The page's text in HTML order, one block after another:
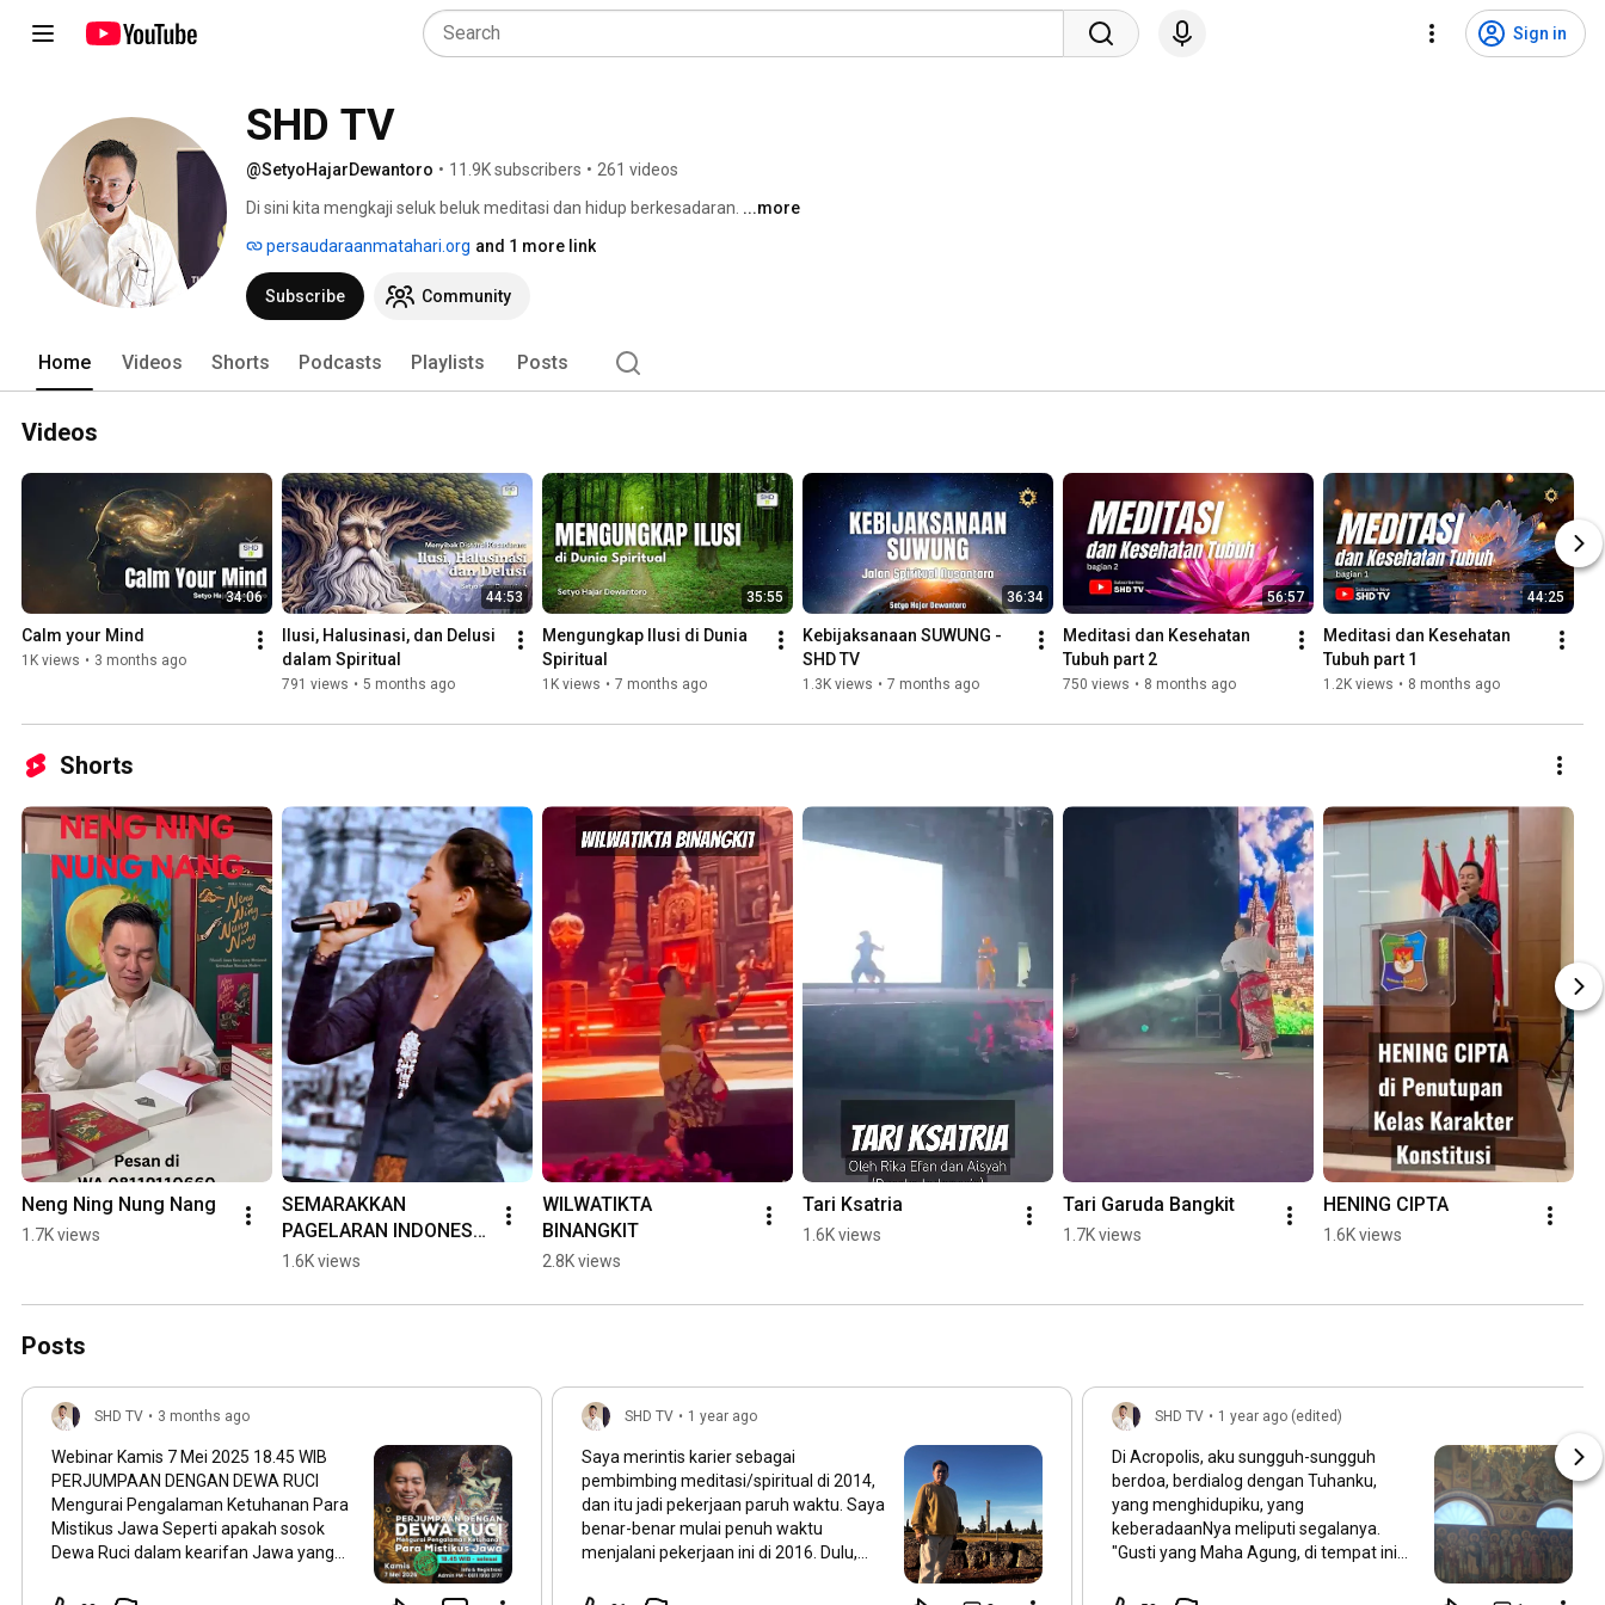
Sign in
SHD TV
@SetyoHajarDewantoro • 11.9K subscribers • 261 videos
Di sini kita mengkaji seluk beluk meditasi dan hidup berkesadaran. ...more
persaudaraanmatahari.org and 1 more link
Subscribe Community
Home Videos Shorts Podcasts Playlists Posts
Videos
34:06
Calm your Mind
1K views • 3 months ago
44:53
Ilusi, Halusinasi, dan Delusi
dalam Spiritual
791 views • 5 months ago
35:55
Mengungkap Ilusi di Dunia
Spiritual
1K views • 7 months ago
36:34
Kebijaksanaan SUWUNG -
SHD TV
1.3K views • 7 months ago
56:57
Meditasi dan Kesehatan
Tubuh part 2
750 views • 8 months ago
44:25
Meditasi dan Kesehatan
Tubuh part 1
1.2K views • 8 months ago
Shorts
Neng Ning Nung Nang
1.7K views
SEMARAKKAN
PAGELARAN INDONESIA
BAHAGIA
1.6K views
WILWATIKTA
BINANGKIT
2.8K views
Tari Ksatria
1.6K views
Tari Garuda Bangkit
1.7K views
HENING CIPTA
1.6K views
Posts
SHD TV • 3 months ago
Webinar Kamis 7 Mei 2025 18.45 WIB
PERJUMPAAN DENGAN DEWA RUCI
Mengurai Pengalaman Ketuhanan Para
Mistikus Jawa Seperti apakah sosok
Dewa Ruci dalam kearifan Jawa yang
mistikus Jawa? Di webinar kali ini, Setyo
SHD TV • 1 year ago
Saya merintis karier sebagai
pembimbing meditasi/spiritual di 2014,
dan itu jadi pekerjaan paruh waktu. Saya
benar-benar mulai penuh waktu
menjalani pekerjaan ini di 2016. Dulu,
spiritualitas Jawa, selaras dengan buku
SHD TV • 1 year ago (edited)
Di Acropolis, aku sungguh-sungguh
berdoa, berdialog dengan Tuhanku,
yang menghidupiku, yang
keberadaanNya meliputi segalanya.
"Gusti yang Maha Agung, di tempat ini
diri. Aku terlahir kembali ke Bumi ini, dan